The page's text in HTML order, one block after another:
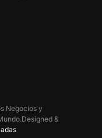
Negocios y
&